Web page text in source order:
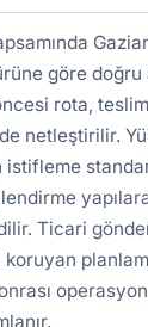
göre doğru
rota,
netleştirilir.
Ticari